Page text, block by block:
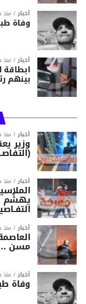
أخبار منذ
وفاة
أخبار منذ
بينهم
أخبار منذ
وزير
أخبار منذ
يهشّم
أخبار منذ
مسن …
أخبار منذ
وفاة